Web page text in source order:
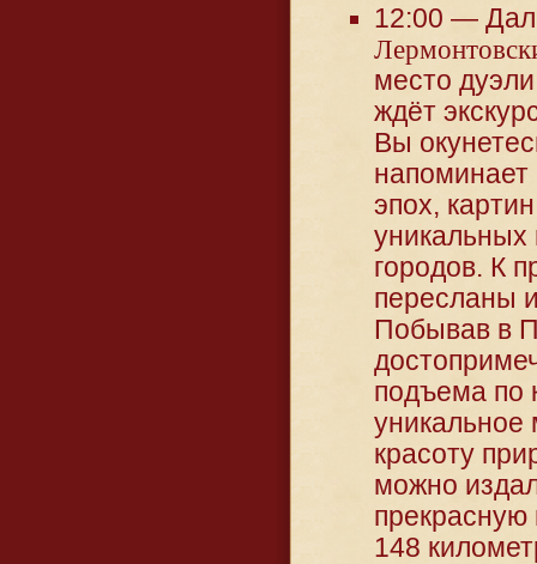
12:00 —
место
ждёт
Вы
эпох,
уникальных
городов. К
пересланы
Побывав в
подъема по
уникальное
красоту
можно
прекрасную
148